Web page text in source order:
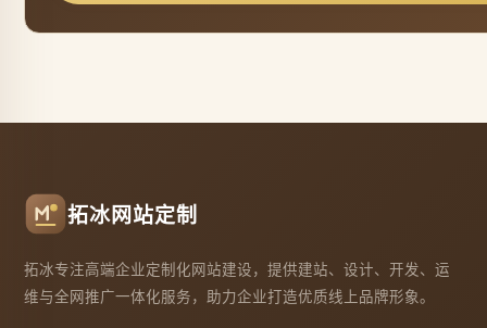
拓冰网站定制
拓冰专注高端企业定制化网站建设，提供建站、设计、开发、运
维与全网推广一体化服务，助力企业打造优质线上品牌形象。